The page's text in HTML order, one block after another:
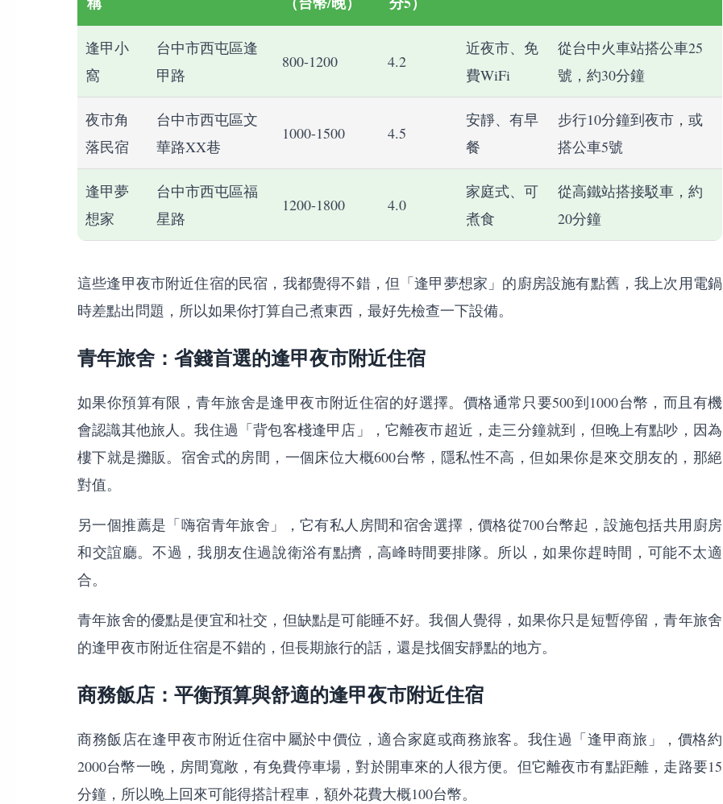
逢甲小
窩
台中市西屯區逢
甲路
800-1200 4.2
近夜市、免
費WiFi
從台中火車站搭公車25
號，約30分鐘
夜市角
落民宿
台中市西屯區文
華路XX巷
1000-1500 4.5
安靜、有早
餐
步行10分鐘到夜市，或
搭公車5號
逢甲夢
想家
台中市西屯區福
星路
1200-1800 4.0
家庭式、可
煮食
從高鐵站搭接駁車，約
20分鐘
這些逢甲夜市附近住宿的民宿，我都覺得不錯，但「逢甲夢想家」的廚房設施有點舊，我上次用電鍋
時差點出問題，所以如果你打算自己煮東西，最好先檢查一下設備。
青年旅舍：省錢首選的逢甲夜市附近住宿
如果你預算有限，青年旅舍是逢甲夜市附近住宿的好選擇。價格通常只要500到1000台幣，而且有機
會認識其他旅人。我住過「背包客棧逢甲店」，它離夜市超近，走三分鐘就到，但晚上有點吵，因為
樓下就是攤販。宿舍式的房間，一個床位大概600台幣，隱私性不高，但如果你是來交朋友的，那絕
對值。
另一個推薦是「嗨宿青年旅舍」，它有私人房間和宿舍選擇，價格從700台幣起，設施包括共用廚房
和交誼廳。不過，我朋友住過說衛浴有點擠，高峰時間要排隊。所以，如果你趕時間，可能不太適
合。
青年旅舍的優點是便宜和社交，但缺點是可能睡不好。我個人覺得，如果你只是短暫停留，青年旅舍
的逢甲夜市附近住宿是不錯的，但長期旅行的話，還是找個安靜點的地方。
商務飯店：平衡預算與舒適的逢甲夜市附近住宿
商務飯店在逢甲夜市附近住宿中屬於中價位，適合家庭或商務旅客。我住過「逢甲商旅」，價格約
2000台幣一晚，房間寬敞，有免費停車場，對於開車來的人很方便。但它離夜市有點距離，走路要15
分鐘，所以晚上回來可能得搭計程車，額外花費大概100台幣。